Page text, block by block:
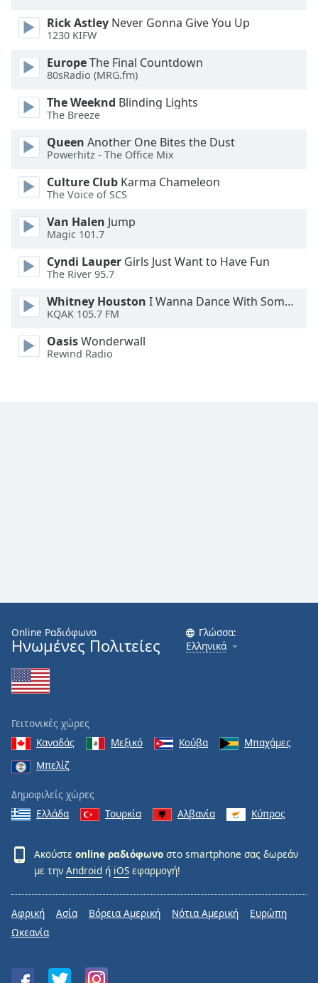
Background
Color
Opacity
Caption
Background
Color
Opacity
Font
Size
Text
Edge
Rick Astley Never Gonna Give You Up
1230 KIFW
EuropeThe Final Countdown
80sRadio (MRG.fm)
The Weeknd Blinding Lights
The Breeze
Queen Another One Bites the Dust
Powerhitz - The Office Mix
Culture Club Karma Chameleon
The Voice of SCS
Van Halen Jump
Magic 101.7
Cyndi Lauper Girls Just Want to Have Fun
The River 95.7
Whitney Houston I Wanna Dance With Somebody
KQAK 105.7 FM
OasisWonderwall
Rewind Radio
Online Ραδιόφωνο
Ηνωμένες Πολιτείες
Γλώσσα:
Ελληνικά
Γειτονικές χώρες
Καναδάς
Μεξικό Κούβα
Μπαχάμες
Μπελίζ
Δημοφιλείς χώρες
Ελλάδα
Τουρκία Αλβανία Κύπρος
Ακούστε online ραδιόφωνο στο smartphone σας δωρεάν
με την Android ή iOS εφαρμογή!
Αφρική Ασία Βόρεια Αμερική Νότια Αμερική
Ευρώπη
Ωκεανία